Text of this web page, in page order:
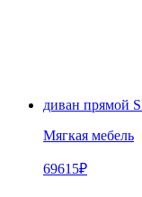
диван прямой
Мягкая мебель
69615₽